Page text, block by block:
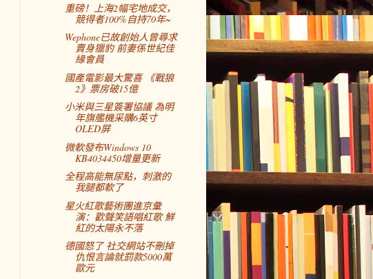
重磅！上海2幅宅地成交，
競得者100%自持70年~
Wephone已故創始人曾尋求
賣身獵豹 前妻係世紀佳
緣會員
國產電影最大驚喜 《戰狼
2》票房破15億
小米與三星簽署協議 為明
年旗艦機采購6英寸
OLED屏
微軟發布Windows 10
KB4034450增量更新
全程高能無尿點，刺激的
我腿都軟了
星火紅歌藝術團進京彙
演：歡聲笑語唱紅歌 鮮
紅的太陽永不落
德國怒了 社交網站不刪掉
仇恨言論就罰款5000萬
歐元